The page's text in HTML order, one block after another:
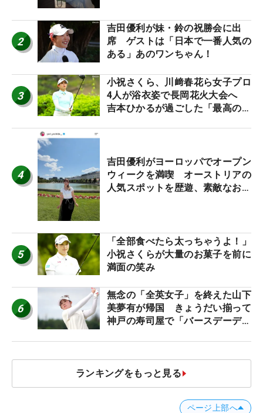
2
吉田優利が妹・鈴の祝勝会に出
席 ゲストは「日本で一番人気の
ある」あのワンちゃん！
3
小祝さくら、川﨑春花ら女子プロ
4人が浴衣姿で長岡花火大会へ
吉本ひかるが過ごした「最高の夏
4
吉田優利がヨーロッパでオープン
ウィークを満喫 オーストリアの
人気スポットを歴遊、素敵なお土
5
「全部食べたら太っちゃうよ！」
小祝さくらが大量のお菓子を前に
満面の笑み
6
無念の「全英女子」を終えた山下
美夢有が帰国 きょうだい揃って
神戸の寿司屋で「バースデーディ
ランキングをもっと見る
ページ上部へ